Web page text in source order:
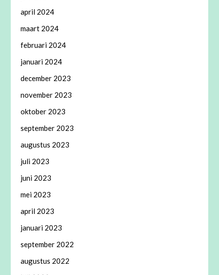
april 2024
maart 2024
februari 2024
januari 2024
december 2023
november 2023
oktober 2023
september 2023
augustus 2023
juli 2023
juni 2023
mei 2023
april 2023
januari 2023
september 2022
augustus 2022